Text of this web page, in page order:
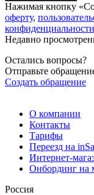
Нажимая кнопку
оферту,
конфиденциальности
Недавно
Остались вопросы?
Отправьте
Создать обращение
О компании
Контакты
Тарифы
Переезд на
Интернет-
Онбординг на
Россия